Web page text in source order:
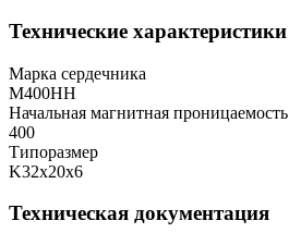
Технические характеристики
Марка сердечника
М400НН
Начальная магнитная проницаемость
400
Типоразмер
K32x20x6
Техническая документация